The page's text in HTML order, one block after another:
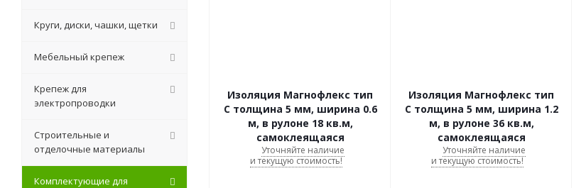
Изоляция Магнофлекс тип
C толщина 5 мм, ширина 0.6
м, в рулоне 18 кв.м,
самоклеящаяся
Уточняйте наличие
и текущую стоимость!
Изоляция Магнофлекс тип
C толщина 5 мм, ширина 1.2
м, в рулоне 36 кв.м,
самоклеящаяся
Уточняйте наличие
и текущую стоимость!
Круги, диски, чашки, щетки
Мебельный крепеж
Крепеж для
электропроводки
Строительные и
отделочные материалы
Комплектующие для